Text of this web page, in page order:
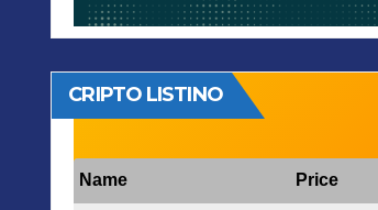
CRIPTO LISTINO
Name Price